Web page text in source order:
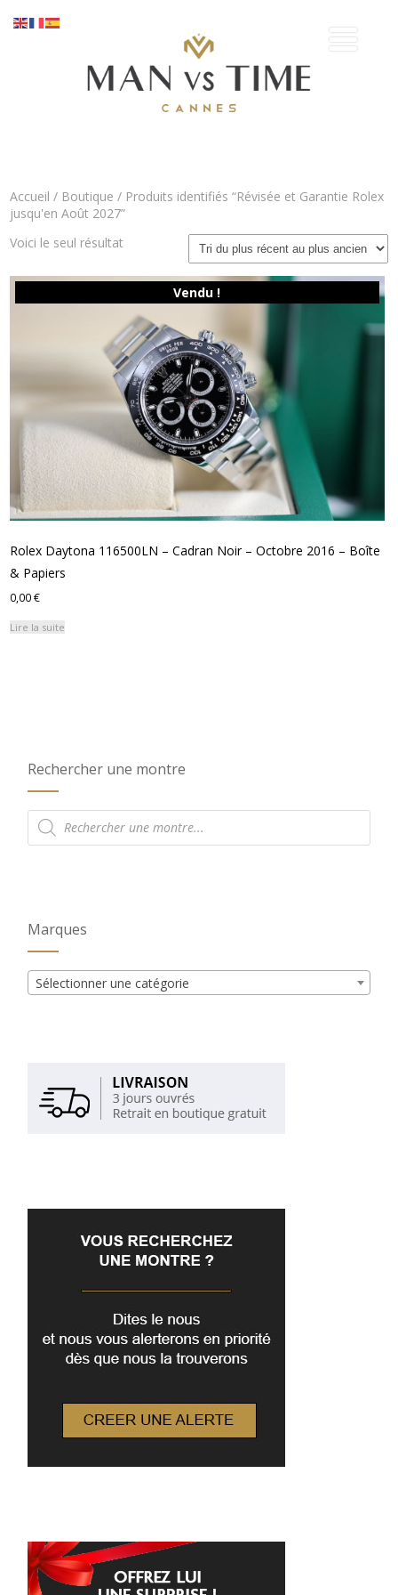
Accueil / Boutique / Produits identifiés “Révisée et Garantie Rolex
jusqu'en Août 2027”
Voici le seul résultat
Vendu !
Rolex Daytona 116500LN – Cadran Noir – Octobre 2016 – Boîte
& Papiers
0,00€
Lire la suite
Rechercher une montre
Recherche
de
produits
Marques
Sélectionner une catégorie